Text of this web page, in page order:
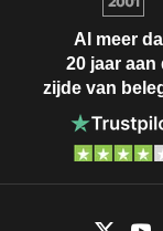
Al meer
20 jaar aan
zijde van